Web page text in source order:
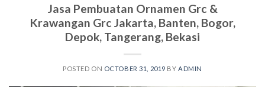
Jasa Pembuatan Ornamen Grc &
Krawangan Grc Jakarta, Banten, Bogor,
Depok, Tangerang, Bekasi
POSTED ON OCTOBER 31, 2019 BY ADMIN